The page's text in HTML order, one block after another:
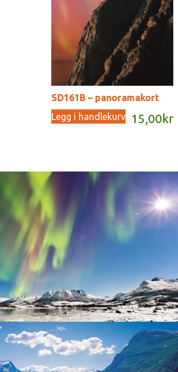
SD161B – panoramakort
15,00 kr
Legg i handlekurv
Norway